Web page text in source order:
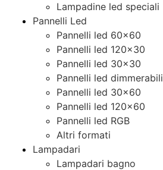
Lampadine led speciali
Pannelli Led
Pannelli led 60×60
Pannelli led 120×30
Pannelli led 30×30
Pannelli led dimmerabili
Pannelli led 30×60
Pannelli led 120×60
Pannelli led RGB
Altri formati
Lampadari
Lampadari bagno